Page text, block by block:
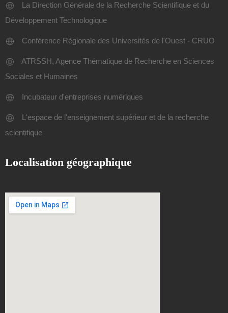
La Direction Générale de la Recherche Scientifique et du
Développement Technologique
Conférence Régionale des Universités de l'Ouest - CRUO
ATRSSH, Agence Thématique de Recherche en Sciences
Sociales et Humaines
Incubateur d'entreprises numériques
L'espace de l'enseignement supérieur et de la recherche
scientifique
Localisation géographique